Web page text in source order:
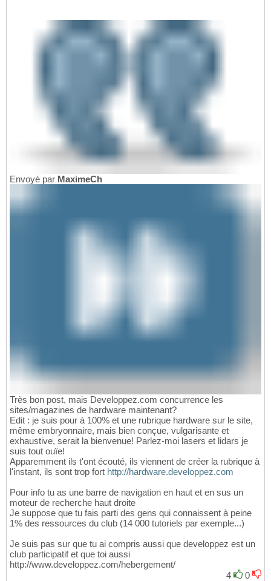
Envoyé par MaximeCh
Très bon post, mais Developpez.com concurrence les
sites/magazines de hardware maintenant?
Edit : je suis pour à 100% et une rubrique hardware sur le site,
même embryonnaire, mais bien conçue, vulgarisante et
exhaustive, serait la bienvenue! Parlez-moi lasers et lidars je
suis tout ouïe!
Apparemment ils t'ont écouté, ils viennent de créer la rubrique à
l'instant, ils sont trop fort http://hardware.developpez.com
Pour info tu as une barre de navigation en haut et en sus un
moteur de recherche haut droite
Je suppose que tu fais parti des gens qui connaissent à peine
1% des ressources du club (14 000 tutoriels par exemple...)
Je suis pas sur que tu ai compris aussi que developpez est un
club participatif et que toi aussi
http://www.developpez.com/hebergement/
4
0